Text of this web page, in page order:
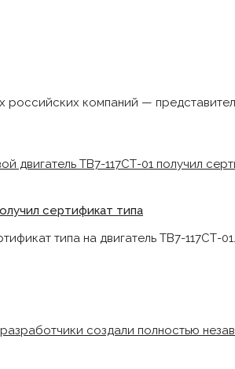
российских компаний —
сертификат типа
типа на двигатель ТВ7-117СТ-